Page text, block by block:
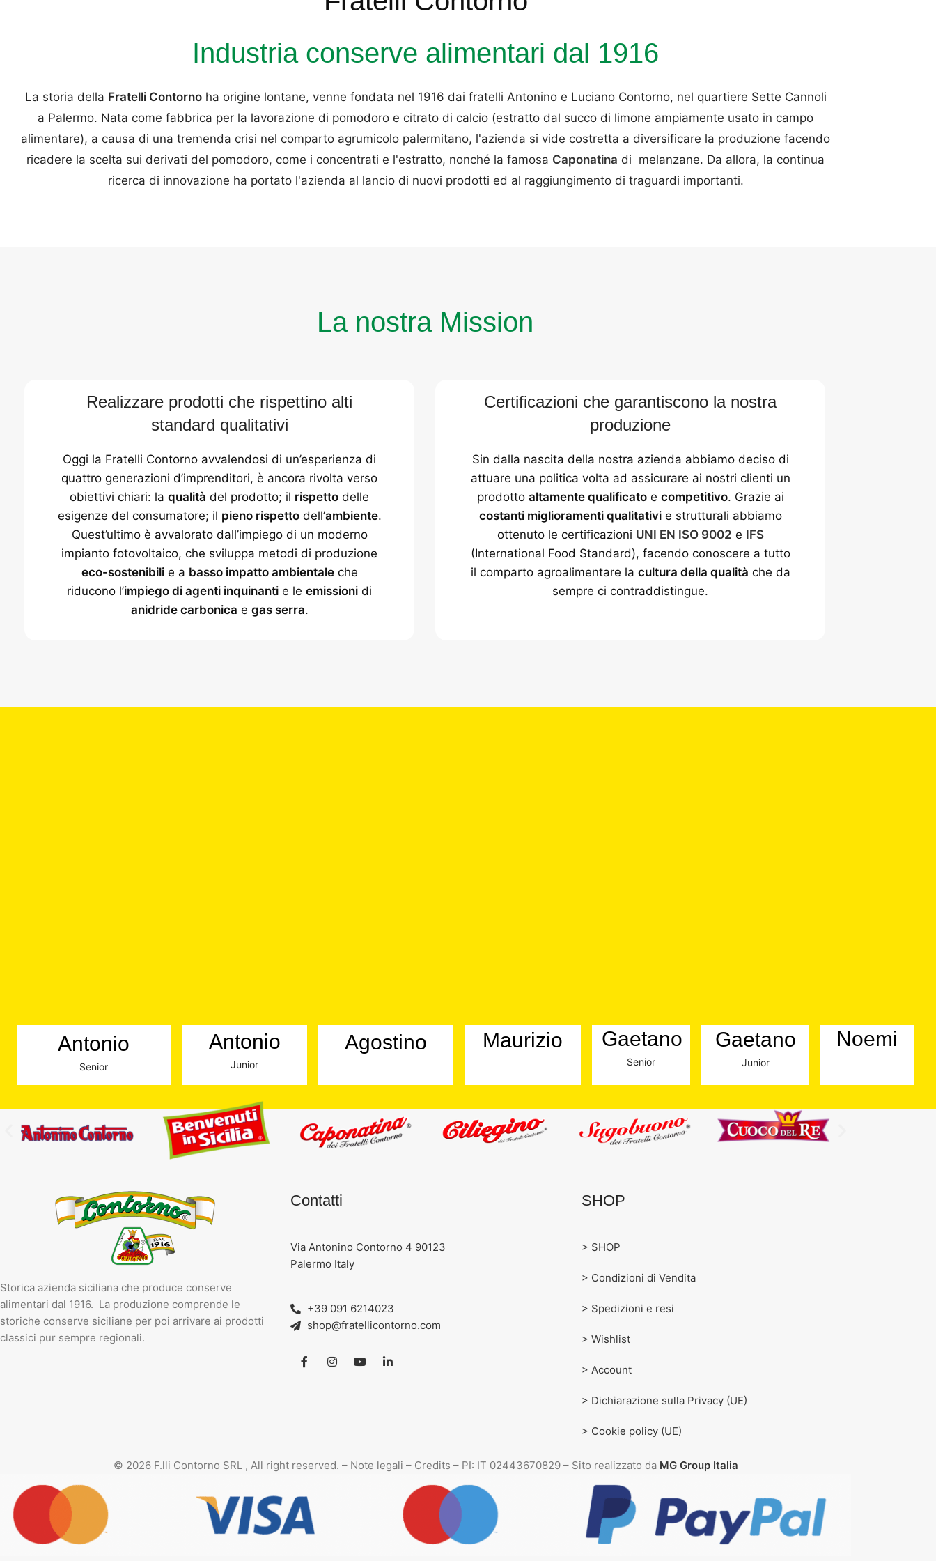
Industria conserve alimentari dal 1916
La storia della Fratelli Contornoha origine lontane, venne fondata nel 1916 dai fratelli Antonino e Luciano Contorno, nel quartiere Sette Cannoli
a Palermo. Nata come fabbrica per la lavorazione di pomodoro e citrato di calcio (estratto dal succo di limone ampiamente usato in campo
alimentare), a causa di una tremenda crisi nel comparto agrumicolo palermitano, l'azienda si vide costretta a diversificare la produzione facendo
ricadere la scelta sui derivati del pomodoro, come i concentrati e l'estratto, nonché la famosa Caponatina di melanzane. Da allora, la continua
ricerca di innovazione ha portato l'azienda al lancio di nuovi prodotti ed al raggiungimento di traguardi importanti.
La nostra Mission
Realizzare prodotti che rispettino alti
standard qualitativi
Oggi la Fratelli Contorno avvalendosi di un’esperienza di
quattro generazioni d’imprenditori, è ancora rivolta verso
obiettivi chiari: la qualità del prodotto; il rispetto delle
esigenze del consumatore; il pieno rispettodell’ambiente.
Quest’ultimo è avvalorato dall’impiego di un moderno
impianto fotovoltaico, che sviluppa metodi di produzione
eco-sostenibilie a basso impatto ambientaleche
riducono l’impiego di agenti inquinanti e le emissioni di
anidride carbonica e gas serra.
Certificazioni che garantiscono la nostra
produzione
Sin dalla nascita della nostra azienda abbiamo deciso di
attuare una politica volta ad assicurare ai nostri clienti un
prodotto altamente qualificatoe competitivo. Grazie ai
costanti miglioramenti qualitativie strutturali abbiamo
ottenuto le certificazioni UNI EN ISO 9002 e IFS
(International Food Standard), facendo conoscere a tutto
il comparto agroalimentare la cultura della qualità che da
sempre ci contraddistingue.
Antonio
Senior
Antonio
Junior
Agostino Maurizio Gaetano
Senior
Gaetano
Junior
Noemi
Storica azienda siciliana che produce conserve
alimentari dal 1916. La produzione comprende le
storiche conserve siciliane per poi arrivare ai prodotti
classici pur sempre regionali.
Contatti
Via Antonino Contorno 4 90123
Palermo Italy
+39 091 6214023
shop@fratellicontorno.com
SHOP
> SHOP
> Condizioni di Vendita
> Spedizioni e resi
> Wishlist
> Account
> Dichiarazione sulla Privacy (UE)
> Cookie policy (UE)
© 2026F.lli Contorno SRL , All right reserved. – Note legali – Credits – PI: IT 02443670829 – Sito realizzato da MG Group Italia